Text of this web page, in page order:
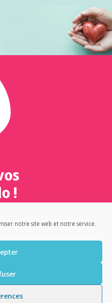
notre site web et notre service.
!
DE CONFIDENTIALITÉ